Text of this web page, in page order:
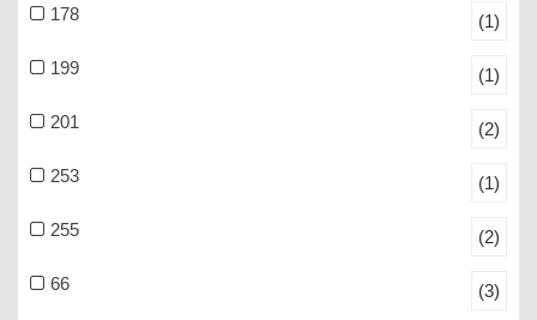
178 (1)
199 (1)
201 (2)
253 (1)
255 (2)
66 (3)